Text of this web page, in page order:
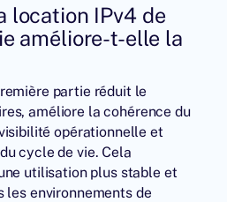
location IPv4 de
améliore-t-elle la
partie réduit le
améliore la cohérence du
opérationnelle et
cycle de vie. Cela
utilisation plus stable et
les environnements de